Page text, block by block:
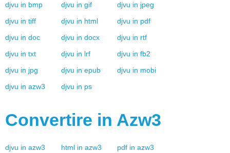
djvu in bmp djvu in gif djvu in jpeg
djvu in tiff djvu in html djvu in pdf
djvu in doc djvu in docx djvu in rtf
djvu in txt djvu in lrf djvu in fb2
djvu in jpg djvu in epub djvu in mobi
djvu in azw3 djvu in ps
Convertire in Azw3
djvu in azw3 html in azw3 pdf in azw3